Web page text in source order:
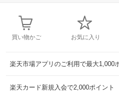
買い物かご お気に入り
楽天市場アプリのご利用で最大1,000
楽天カード新規入会で2,000ポイント